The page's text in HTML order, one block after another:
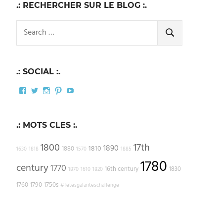
.: RECHERCHER SUR LE BLOG :.
for:
SEARCH
.: SOCIAL :.
Facebook
TwitterInstagram
PinterestYouTube
.: MOTS CLES :.
1630 1818 1800 1880 1570 1810 1890 1885 17th
century1770 1870 1610 1820 16th century 1780 1830
1760 1790 1750s #fetesgalanteschallenge